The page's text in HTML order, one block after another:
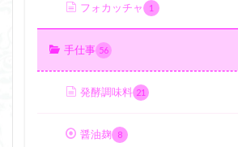
フォカッチャ 1
手仕事 56
発酵調味料 21
醤油麹 8